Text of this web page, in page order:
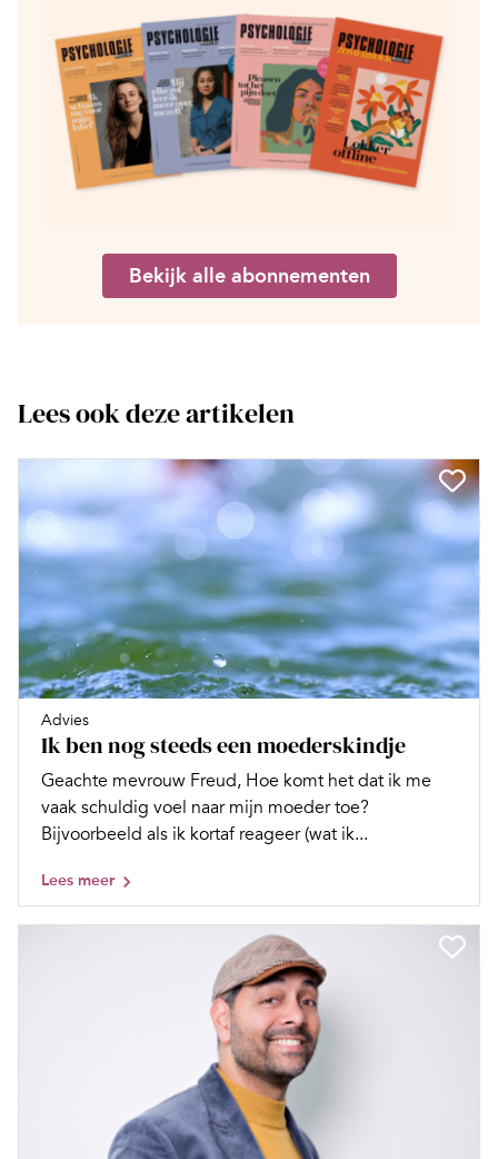
Bekijk alle abonnementen
Lees ook deze artikelen
Advies
Ik ben nog steeds een moederskindje
Geachte mevrouw Freud, Hoe komt het dat ik me
vaak schuldig voel naar mijn moeder toe?
Bijvoorbeeld als ik kortaf reageer (wat ik...
Lees meer